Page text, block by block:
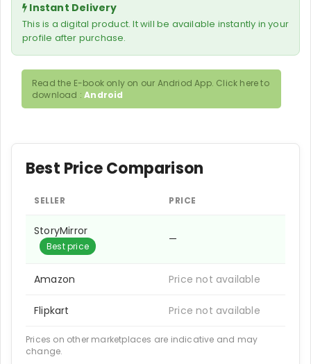
Instant Delivery
This is a digital product. It will be available instantly in your
profile after purchase.
Read the E-book only on our Andriod App. Click here to
download :Android
Best Price Comparison
SELLER PRICE
StoryMirror
Best price
—
Amazon Price not available
Flipkart Price not available
Prices on other marketplaces are indicative and may
change.